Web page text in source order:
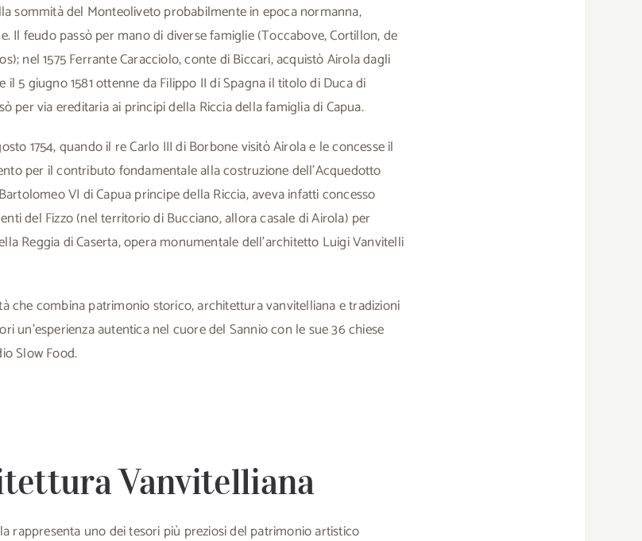
sommità del Monteoliveto probabilmente in epoca normanna,
Il feudo passò per mano di diverse famiglie (Toccabove, Cortillon, de
nel 1575 Ferrante Caracciolo, conte di Biccari, acquistò Airola dagli
5 giugno 1581 ottenne da Filippo II di Spagna il titolo di Duca di
per via ereditaria ai principi della Riccia della famiglia di Capua.
1754, quando il re Carlo III di Borbone visitò Airola e le concesse il
per il contributo fondamentale alla costruzione dell’Acquedotto
VI di Capua principe della Riccia, aveva infatti concesso
del Fizzo (nel territorio di Bucciano, allora casale di Airola) per
Reggia di Caserta, opera monumentale dell’architetto Luigi Vanvitelli
che combina patrimonio storico, architettura vanvitelliana e tradizioni
un’esperienza autentica nel cuore del Sannio con le sue 36 chiese
Slow Food.
Vanvitelliana
rappresenta uno dei tesori più preziosi del patrimonio artistico